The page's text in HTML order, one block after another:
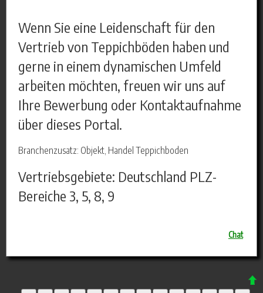
Wenn Sie eine Leidenschaft für den
Vertrieb von Teppichböden haben und
gerne in einem dynamischen Umfeld
arbeiten möchten, freuen wir uns auf
Ihre Bewerbung oder Kontaktaufnahme
über dieses Portal.
Branchenzusatz: Objekt, Handel Teppichboden
Vertriebsgebiete: Deutschland PLZ-
Bereiche 3, 5, 8, 9
Chat